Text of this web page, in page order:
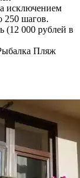
исключением
250 шагов.
(12 000 рублей в
Пляж